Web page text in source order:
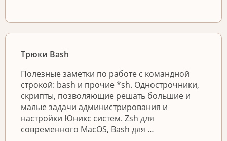
Трюки Bash
Полезные заметки по работе с командной
строкой: bash и прочие *sh. Однострочники,
скрипты, позволяющие решать большие и
малые задачи администрирования и
настройки Юникс систем. Zsh для
современного MacOS, Bash для …